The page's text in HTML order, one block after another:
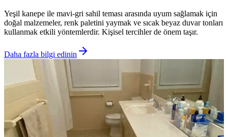
Yeşil kanepe ile mavi-gri sahil teması arasında uyum sağlamak için
doğal malzemeler, renk paletini yaymak ve sıcak beyaz duvar tonları
kullanmak etkili yöntemlerdir. Kişisel tercihler de önem taşır.
Daha fazla bilgi edinin